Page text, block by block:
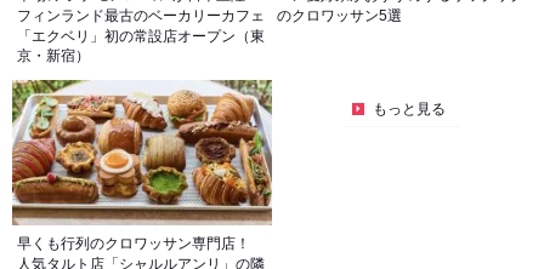
フィンランド最古のベーカリーカフェ
「エクベリ」初の常設店オープン（東
京・新宿）
のクロワッサン5選
早くも行列のクロワッサン専門店！
人気タルト店「シャルルアンリ」の隣
もっと見る